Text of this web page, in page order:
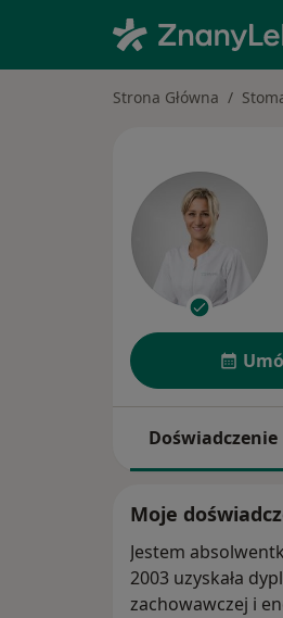
Strona Główna
Doświadczenie
Moje
Jestem
2003 uzyskała dyplom
zachowawczej i